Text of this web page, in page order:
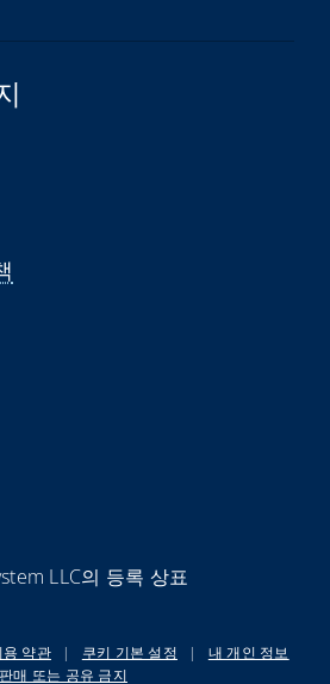
LLC의 등록 상표
용 약관 | 쿠키 기본 설정 |
내 개인 정보
판매 또는 공유 금지